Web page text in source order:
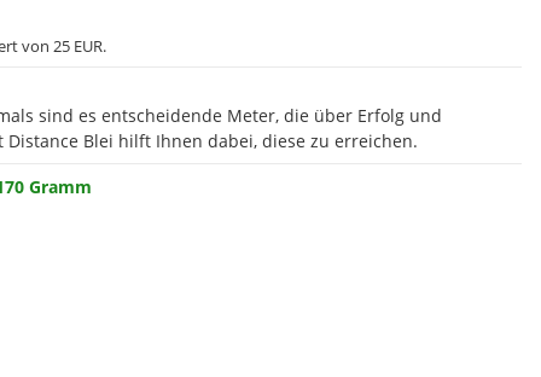
von 25 EUR.
sind es entscheidende Meter, die über Erfolg und
Distance Blei hilft Ihnen dabei, diese zu erreichen.
Gramm